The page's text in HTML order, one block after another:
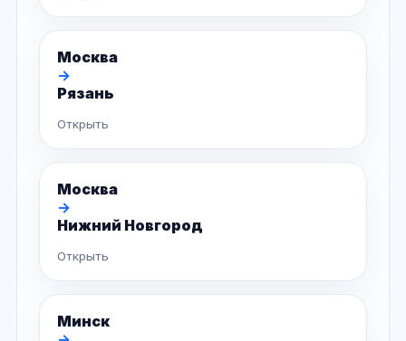
Москва
→
Рязань
Открыть
Москва
→
Нижний Новгород
Открыть
Минск